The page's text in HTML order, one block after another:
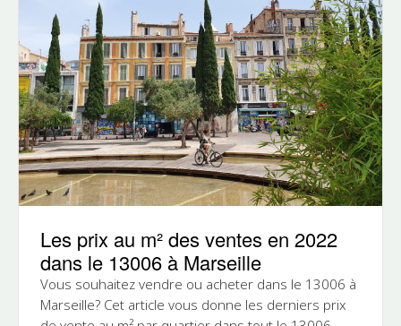
Les prix au m² des ventes en 2022
dans le 13006 à Marseille
Vous souhaitez vendre ou acheter dans le 13006 à
Marseille? Cet article vous donne les derniers prix